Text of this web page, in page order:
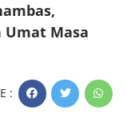
Umat Masa
: